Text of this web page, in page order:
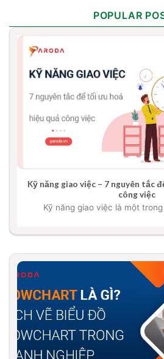
POPULAR
Kỹ năng giao việc – 7 nguyên tắc
công việc
Kỹ năng giao việc là một